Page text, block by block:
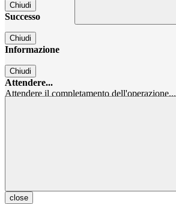
Chiudi
Successo
Chiudi
Informazione
Chiudi
Attendere...
Attendere il completamento dell'operazione...
close